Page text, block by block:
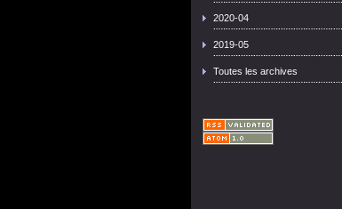
2020-04
2019-05
Toutes les archives